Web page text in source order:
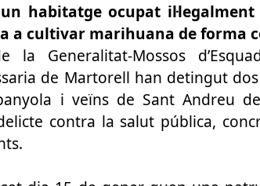
habitatge ocupat
a cultivar marihuana de forma
la Generalitat-Mossos
de Martorell han detingut
i veïns de Sant Andreu
contra la salut pública,